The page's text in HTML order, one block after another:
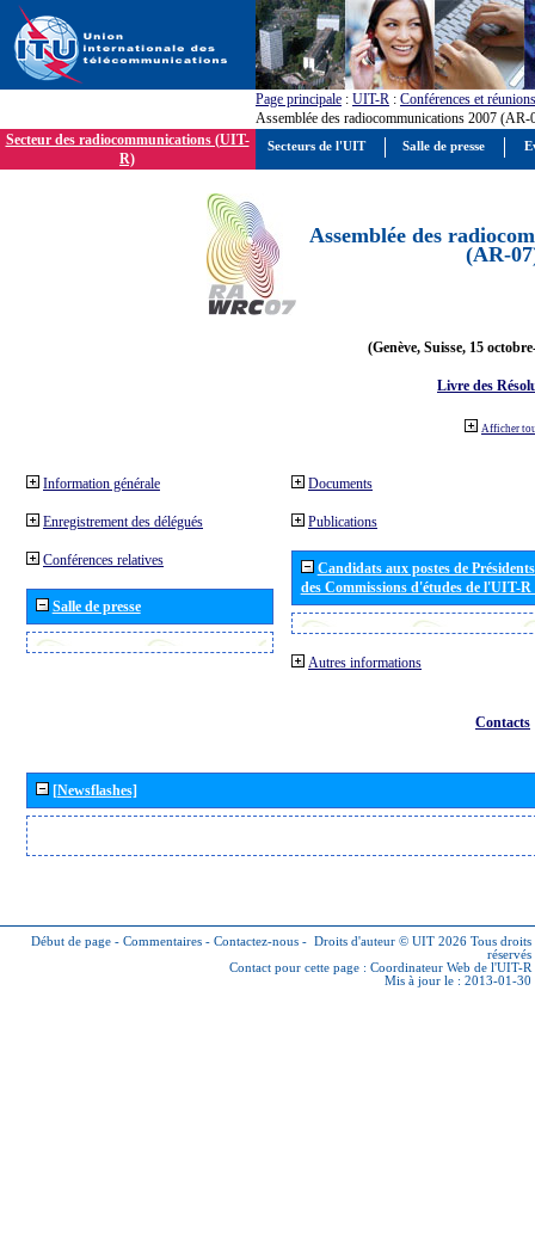
Page principale : UIT-R : Conférences et réunions
Assemblée des radiocommunications 2007 (AR-
Secteur des radiocommunications (UIT-
R)
Assemblée des
(AR-
(Genève, Suisse, 15
Livre des
Afficher
Information générale
Enregistrement des délégués
Conférences relatives
Salle de presse
Documents
Publications
Candidats aux postes de
des Commissions d'études de l'UIT-
Autres informations
Contacts
[Newsflashes]
Début de page - Commentaires - Contactez-nous - Droits d'auteur © UIT 2026 Tous droits
réservés
Contact pour cette page : Coordinateur Web de l'UIT-R
Mis à jour le : 2013-01-30
Secteurs de l'UIT Salle de presse